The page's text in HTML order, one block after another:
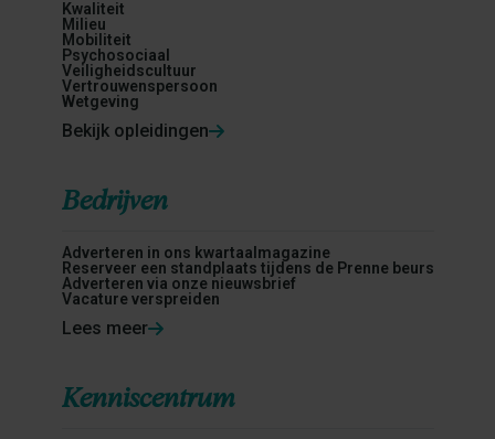
Kwaliteit
Milieu
Mobiliteit
Psychosociaal
Veiligheidscultuur
Vertrouwenspersoon
Wetgeving
Bekijk opleidingen
Bedrijven
Adverteren in ons kwartaalmagazine
Reserveer een standplaats tijdens de Prenne beurs
Adverteren via onze nieuwsbrief
Vacature verspreiden
Lees meer
Kenniscentrum